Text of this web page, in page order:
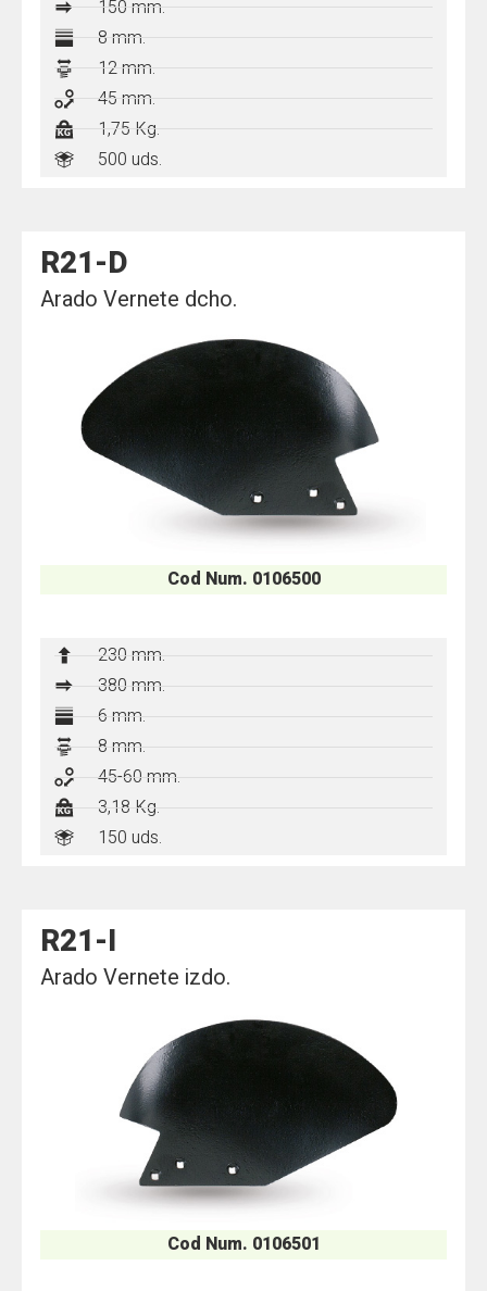
150 mm.
8 mm.
12 mm.
45 mm.
1,75 Kg.
500 uds.
R21-D
Arado Vernete dcho.
Cod Num. 0106500
230 mm.
380 mm.
6 mm.
8 mm.
45-60 mm.
3,18 Kg.
150 uds.
R21-I
Arado Vernete izdo.
Cod Num. 0106501